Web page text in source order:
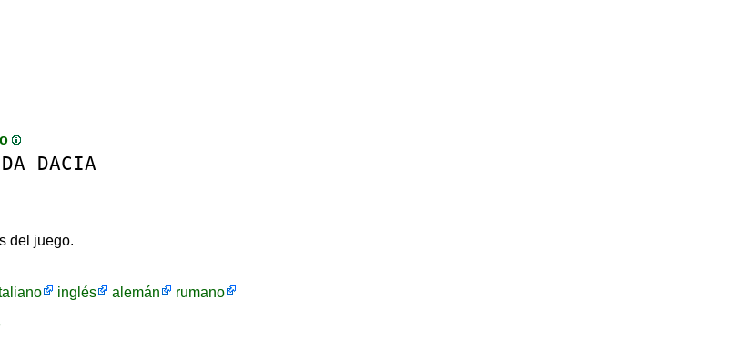
DACIA
del juego.
inglés alemán
rumano